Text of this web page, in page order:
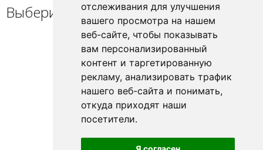
отслеживания для улучшения
вашего просмотра на нашем
веб-сайте, чтобы показывать
вам персонализированный
контент и таргетированную
рекламу, анализировать трафик
нашего веб-сайта и понимать,
откуда приходят наши
посетители.
Выберите профиль / петлю